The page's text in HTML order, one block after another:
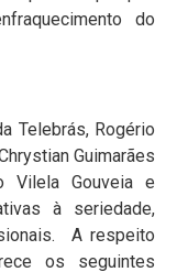
do
Telebrás, Rogério
Guimarães
Vilela Gouveia e
à seriedade,
A respeito
os seguintes